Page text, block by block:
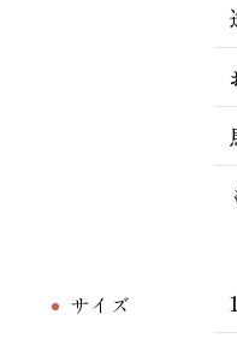
サイズ